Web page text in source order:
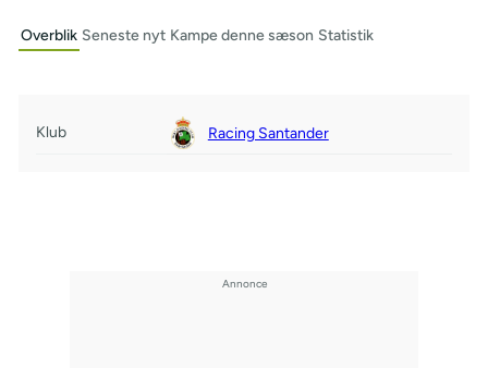
Overblik Seneste nyt Kampe denne sæson Statistik
Klub Racing Santander